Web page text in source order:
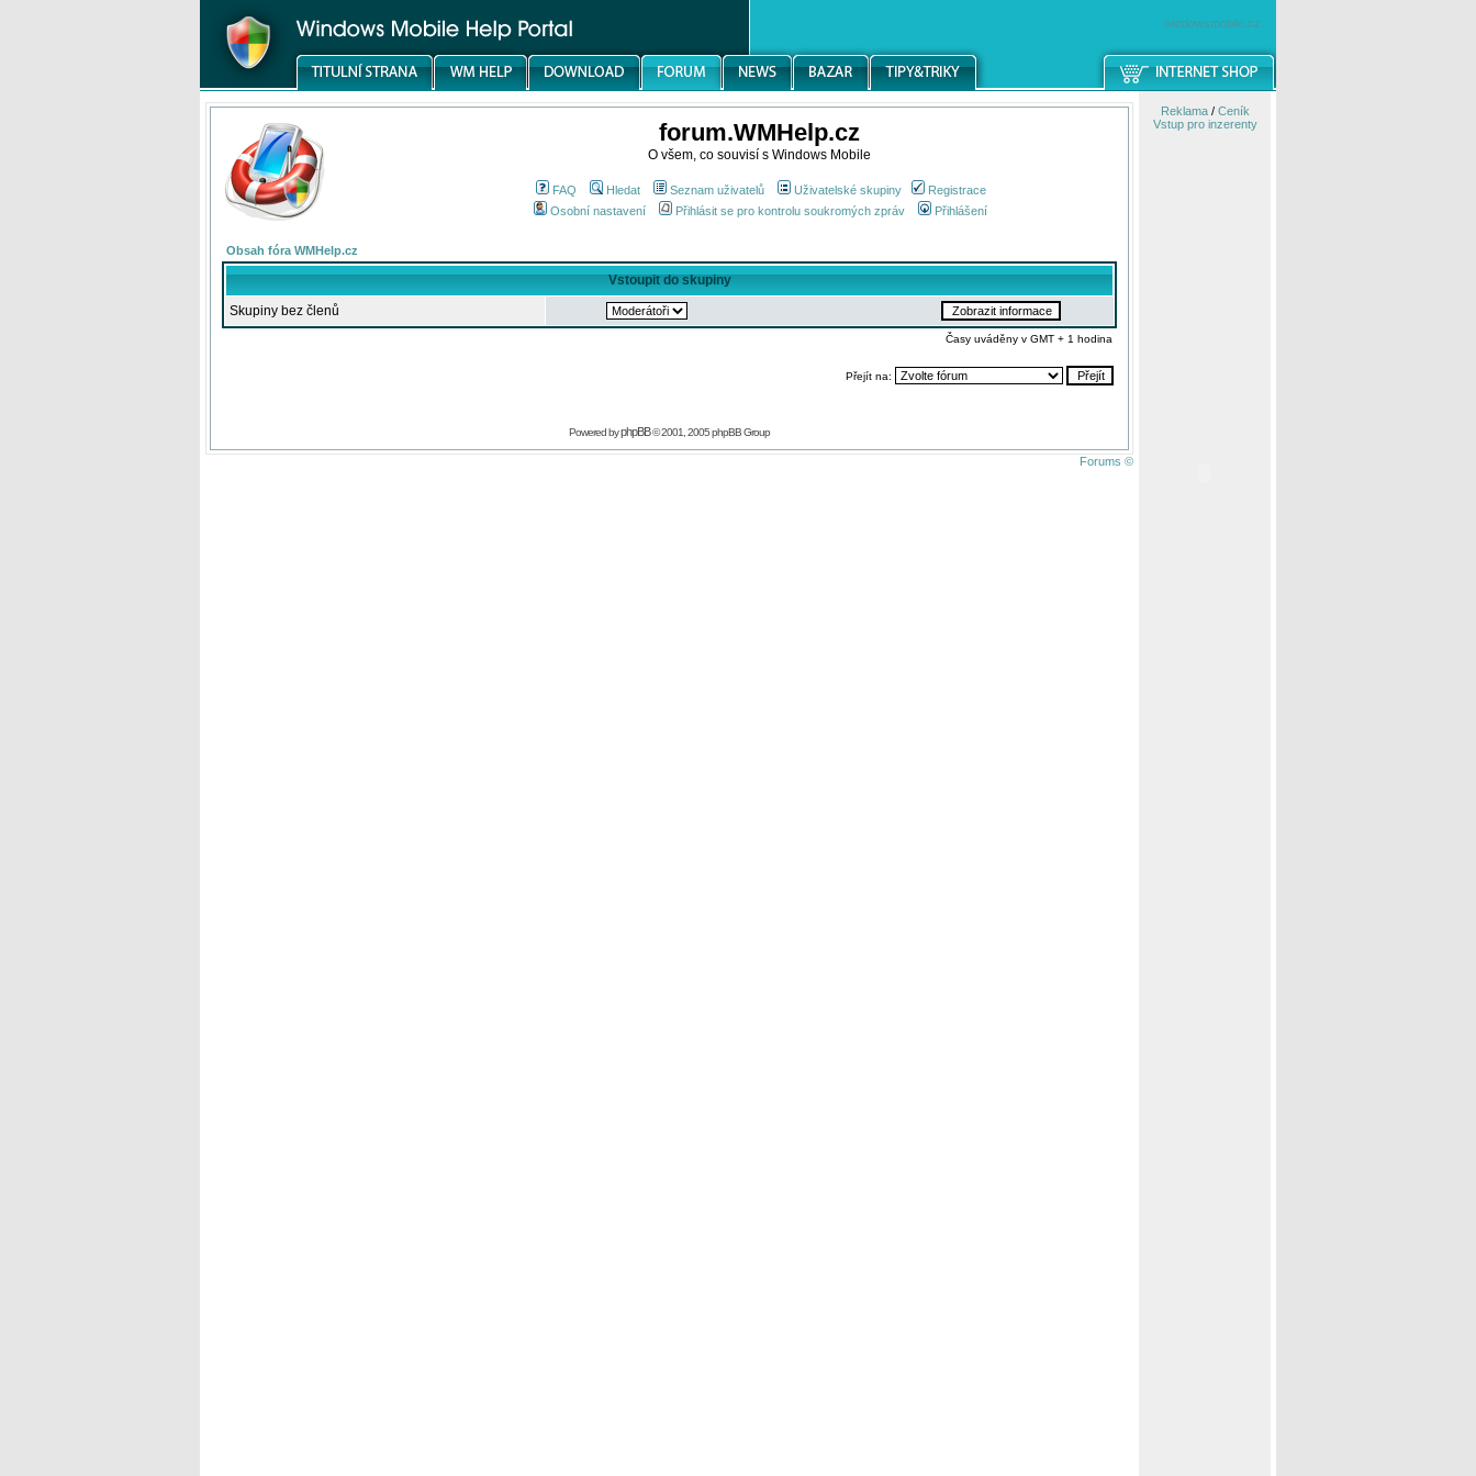
windowsmobile.cz
forum.WMHelp.cz
O všem, co souvisí s Windows Mobile
FAQ Hledat Seznam uživatelů Uživatelské skupiny
Registrace
Osobní nastavení
Přihlásit se pro kontrolu soukromých zpráv Přihlášení
Obsah fóra WMHelp.cz
Vstoupit do skupiny
Skupiny bez členů
Časy uváděny v GMT + 1 hodina
Přejít na:
Powered byphpBB© 2001, 2005 phpBB Group
Forums ©
Reklama/ Ceník
Vstup pro inzerenty